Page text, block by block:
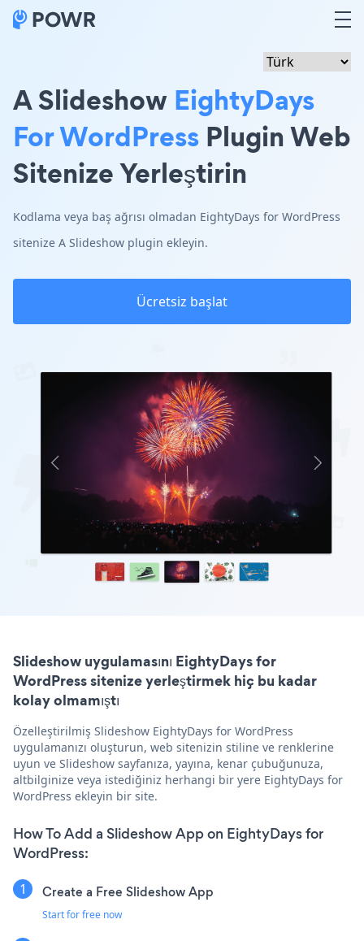
A Slideshow EightyDays
For WordPress Plugin Web
Sitenize Yerleştirin
Kodlama veya baş ağrısı olmadan EightyDays for WordPress
sitenize A Slideshow plugin ekleyin.
Ücretsiz başlat
Slideshow uygulamasını EightyDays for
WordPress sitenize yerleştirmek hiç bu kadar
kolay olmamıştı
Özelleştirilmiş Slideshow EightyDays for WordPress
uygulamanızı oluşturun, web sitenizin stiline ve renklerine
uyun ve Slideshow sayfanıza, yayına, kenar çubuğunuza,
altbilginize veya istediğiniz herhangi bir yere EightyDays for
WordPress ekleyin bir site.
How To Add a Slideshow App on EightyDays for
WordPress:
Create a Free Slideshow App
Start for free now